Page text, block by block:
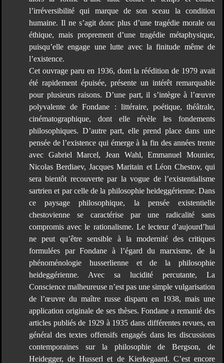
l’irréversibilité qui marque de son sceau la condition
humaine. Il ne s’agit donc plus d’une tragédie morale ou
éthique, mais proprement d’une tragédie métaphysique,
puisqu’elle engage une lutte avec la finitude même de
l’existence.
Cet ouvrage paru en 1936, dont la réédition de 1979 avait
été rapidement épuisée, présente un intérêt remarquable
pour plusieurs raisons. D’une part, il s’intègre à l’œuvre
polyvalente de Fondane : littéraire, poétique, théâtrale,
cinématographique, dont elle révèle les fondements
philosophiques. D’autre part, elle prend place dans une
pensée de l’existence qui émerge à la fin des années trente
avec Gabriel Marcel, Jean Wahl, Emmanuel Mounier,
Nicolas Berdiaev, Jacques Maritain et Léon Chestov, qui
sera bientôt recouverte par la vogue de l’existentialisme
sartrien et par celle de la philosophie heideggérienne. Dans
ce paysage philosophique, la pensée existentielle
chestovienne se caractérise par une radicalité sans
compromis avec le rationalisme. Le lecteur d’aujourd’hui
ne peut qu’être sensible à la modernité des critiques
formulées par Fondane à l’égard du marxisme, de la
phénoménologie husserlienne et de la philosophie
heideggérienne. Avec sa lucidité percutante, La
Conscience malheureuse n’est pas une simple vulgarisation
de l’œuvre du maître russe disparu en 1938, mais une
application originale de ses thèses. Fondane a remanié des
articles publiés de 1929 à 1935 dans différentes revues, en
général des textes offensifs engagés dans les discussions
contemporaines sur la philosophie de Bergson, de
Heidegger, de Husserl et de Kierkegaard. C’est encore